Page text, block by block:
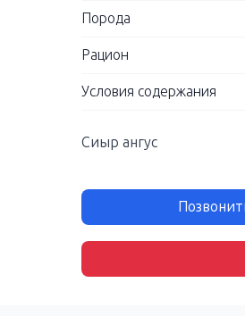
Порода
Рацион
Условия содержания
Сиыр ангус